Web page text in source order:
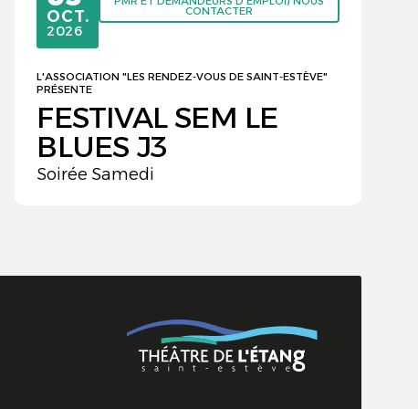
OCTOBRE
OCT.
2026
CONTACTER
L'ASSOCIATION "LES RENDEZ-VOUS DE SAINT-ESTÈVE"
PRÉSENTE
FESTIVAL SEM LE
BLUES J3
Soirée Samedi